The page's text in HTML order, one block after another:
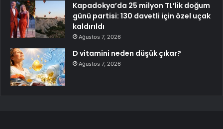
Kapadokya’da 25 milyon TL’lik doğum
günü partisi: 130 davetli için özel uçak
kaldırıldı
Ağustos 7, 2026
D vitamini neden düşük çıkar?
Ağustos 7, 2026